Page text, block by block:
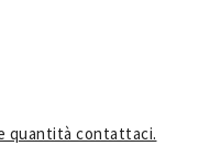
quantità contattaci.